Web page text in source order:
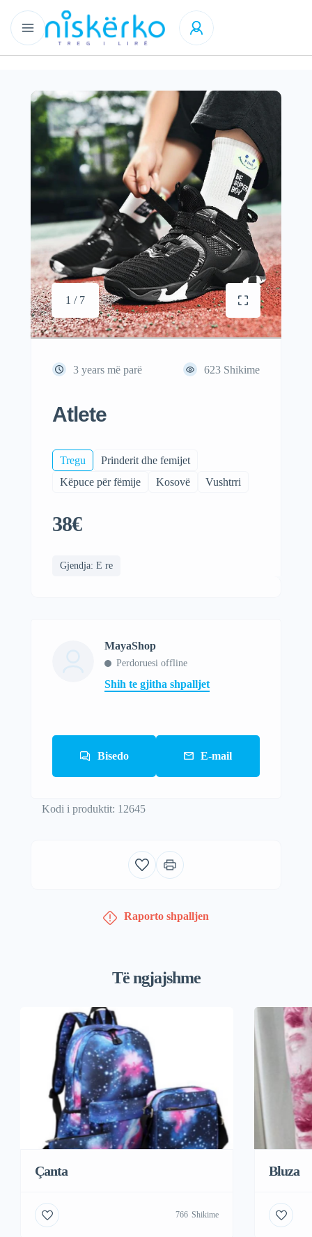
1 / 7
3 years më parë 623 Shikime
Atlete
Tregu
Prinderit dhe femijet
Këpuce për fëmije
Kosovë Vushtrri
38€
Gjendja: E re
MayaShop
Perdoruesi offline
Shih te gjitha shpalljet
Bisedo E-mail
Kodi i produktit: 12645
Raporto shpalljen
Të ngjajshme
Çanta
766 Shikime
Bluza